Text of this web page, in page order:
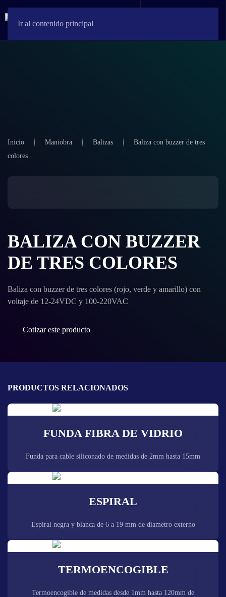
Ir al contenido principal
Inicio Maniobra Balizas
Baliza con buzzer de tres
colores
BALIZA CON BUZZER
DE TRES COLORES
Baliza con buzzer de tres colores (rojo, verde y amarillo) con
voltaje de 12-24VDC y 100-220VAC
Cotizar este producto
PRODUCTOS RELACIONADOS
FUNDA FIBRA DE VIDRIO
Funda para cable siliconado de medidas de 2mm hasta 15mm
ESPIRAL
Espiral negra y blanca de 6 a 19 mm de diametro externo
TERMOENCOGIBLE
Termoencogible de medidas desde 1mm hasta 120mm de